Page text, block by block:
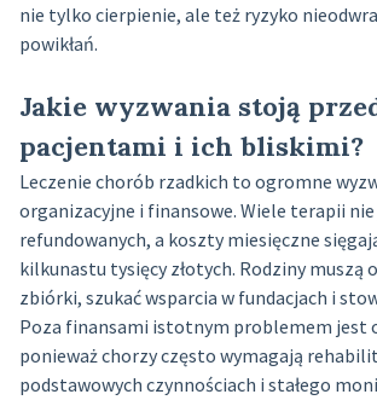
nie tylko cierpienie, ale też ryzyko
powikłań.
Jakie wyzwania stoją
pacjentami i ich bliskimi?
Leczenie chorób rzadkich to ogromne
organizacyjne i finansowe. Wiele terapii
refundowanych, a koszty miesięczne
kilkunastu tysięcy złotych. Rodziny muszą
zbiórki, szukać wsparcia w fundacjach i
Poza finansami istotnym problemem jest
ponieważ chorzy często wymagają
podstawowych czynnościach i stałego